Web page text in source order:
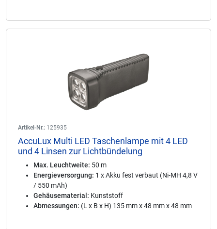
Artikel-Nr.: 125935
AccuLux Multi LED Taschenlampe mit 4 LED
und 4 Linsen zur Lichtbündelung
Max. Leuchtweite: 50 m
Energieversorgung: 1 x Akku fest verbaut (Ni-MH 4,8 V
/ 550 mAh)
Gehäusematerial: Kunststoff
Abmessungen: (L x B x H) 135 mm x 48 mm x 48 mm